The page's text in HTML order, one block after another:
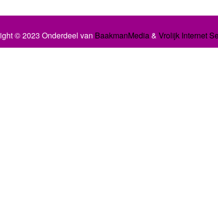
© 2023 Onderdeel van BaakmanMedia& Vrolijk Internet